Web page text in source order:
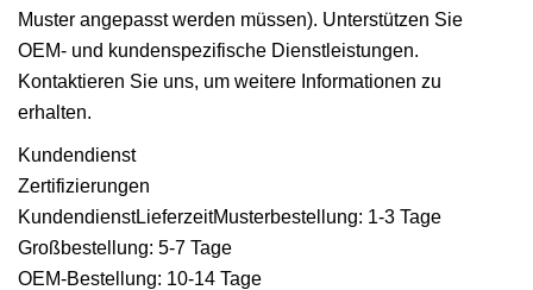
Muster angepasst werden müssen). Unterstützen Sie
OEM- und kundenspezifische Dienstleistungen.
Kontaktieren Sie uns, um weitere Informationen zu
erhalten.
Kundendienst
Zertifizierungen
KundendienstLieferzeitMusterbestellung: 1-3 Tage
Großbestellung: 5-7 Tage
OEM-Bestellung: 10-14 Tage